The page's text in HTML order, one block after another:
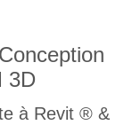
3D
à Revit ® &